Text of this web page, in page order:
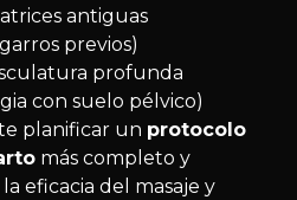
antiguas
previos)
profunda
con suelo pélvico)
planificar un protocolo
más completo y
eficacia del masaje y